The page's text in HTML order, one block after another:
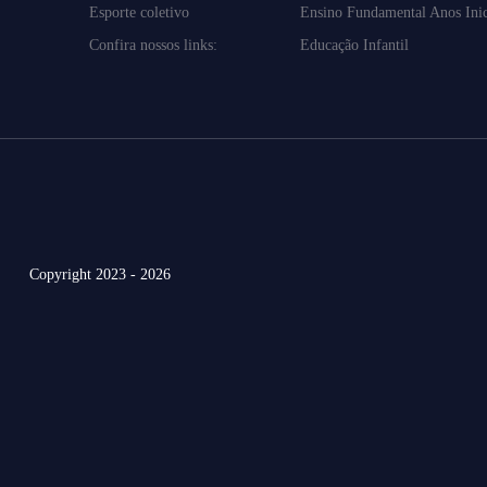
Esporte coletivo
Confira nossos links:
Ensino Fundamental Anos
Educação Infantil
Copyright 2023 - 2026